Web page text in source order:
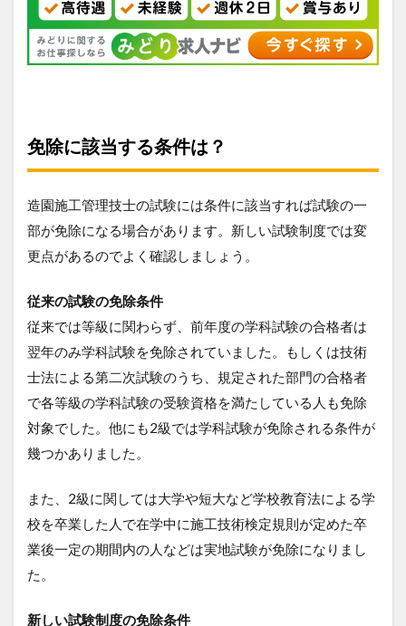
免除に該当する条件は？
造園施工管理技士の試験には条件に該当すれば試験の一
部が免除になる場合があります。新しい試験制度では変
更点があるのでよく確認しましょう。
従来の試験の免除条件
従来では等級に関わらず、前年度の学科試験の合格者は
翌年のみ学科試験を免除されていました。もしくは技術
士法による第二次試験のうち、規定された部門の合格者
で各等級の学科試験の受験資格を満たしている人も免除
対象でした。他にも2級では学科試験が免除される条件が
幾つかありました。
また、2級に関しては大学や短大など学校教育法による学
校を卒業した人で在学中に施工技術検定規則が定めた卒
業後一定の期間内の人などは実地試験が免除になりまし
た。
新しい試験制度の免除条件